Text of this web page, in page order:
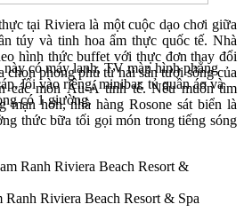
tại Riviera là một cuộc dạo chơi giữa
túy và tinh hoa ẩm thực quốc tế. Nhà
hình thức buffet với thực đơn thay đổi
chọn phong phú từ hải sản tươi sống của
các món Âu-Á tinh tế. Nếu muốn tìm
mạn hơn, nhà hàng Rosone sát biển là
thức bữa tối gọi món trong tiếng sóng
Ranh Riviera Beach Resort & Spa
có máy lạnh, TV màn hình phẳng
lối vào riêng, minibar, tủ quần áo và
có 1 giường.